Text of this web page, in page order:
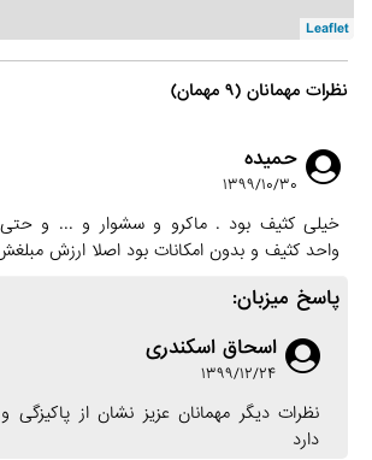
Leaflet
نظرات مهمانان (۹ مهمان)
حمیده
۱۳۹۹/۱۰/۳۰
خیلی کثیف بود . ماکرو و سشوار و ... و حتی
واحد کثیف و بدون امکانات بود اصلا ارزش
پاسخ میزبان:
اسحاق اسکندری
۱۳۹۹/۱۲/۲۴
نظرات دیگر مهمانان عزیز نشان از پاکیزگی
دارد